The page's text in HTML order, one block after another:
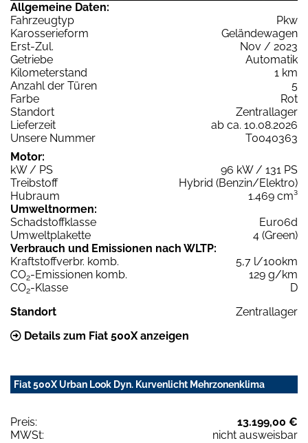
Allgemeine Daten:
Fahrzeugtyp
Pkw
Karosserieform
Geländewagen
Erst-Zul.
Nov / 2023
Getriebe
Automatik
Kilometerstand
1 km
Anzahl der Türen
5
Farbe
Rot
Standort
Zentrallager
Lieferzeit
ab ca. 10.08.2026
Unsere Nummer
T0040363
Motor:
kW / PS
96 kW / 131 PS
Treibstoff
Hybrid (Benzin/Elektro)
Hubraum
1.469 cm³
Umweltnormen:
Schadstoffklasse
Euro6d
Umweltplakette
4 (Green)
Verbrauch und Emissionen nach WLTP:
Kraftstoffverbr. komb.
5,7 l/100km
CO2-Emissionen komb.
129 g/km
CO2-Klasse
D
Standort
Zentrallager
Details zum Fiat 500X anzeigen
Fiat 500X Urban Look Dyn. Kurvenlicht Mehrzonenklima
Preis:
13.199,00 €
MWSt:
nicht ausweisbar